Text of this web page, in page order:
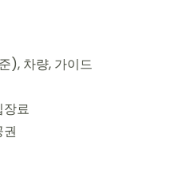
), 차량, 가이드
장료